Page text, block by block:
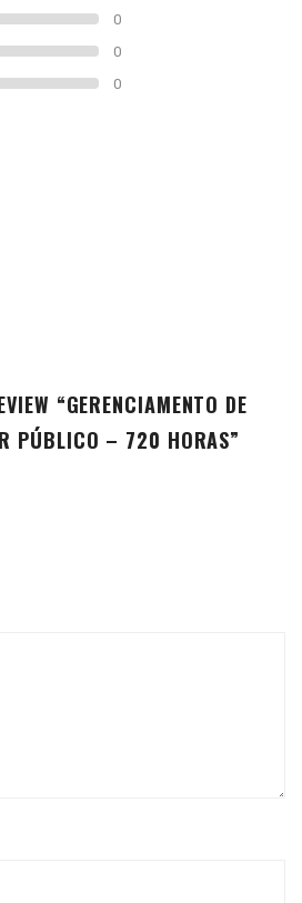
0
0
0
“GERENCIAMENTO DE
PÚBLICO – 720 HORAS”